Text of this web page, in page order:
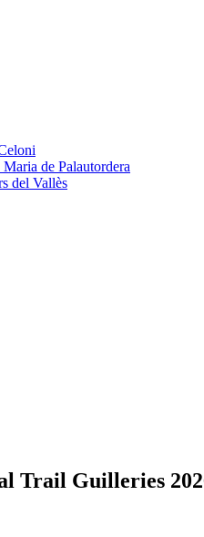
Maria de Palautordera
del Vallès
Trail Guilleries